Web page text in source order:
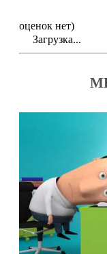
оценок нет)
Загрузка...